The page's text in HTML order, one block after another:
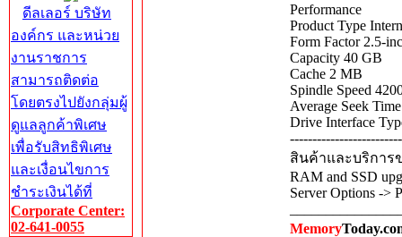
ดีลเลอร์ บริษัท
องค์กร และหน่วย
งานราชการ
สามารถติดต่อ
โดยตรงไปยังกลุ่มผู้
ดูแลลูกค้าพิเศษ
เพื่อรับสิทธิพิเศษ
และเงื่อนไขการ
ชำระเงินได้ที่
Corporate Center:
02-641-0055
Performance
Product Type
Form Factor 2.5-
Capacity 40 GB
Cache 2 MB
Spindle Speed
Average Seek
Drive Interface
สินค้าและบริการ
RAM and SSD
Server Options ->
Memory